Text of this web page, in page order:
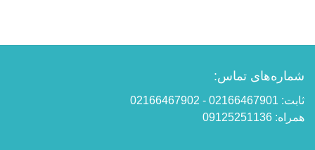
شماره‌های تماس:
ثابت: 02166467901 - 02166467902
همراه: 09125251136